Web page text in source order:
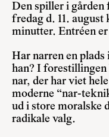
Den spiller i
fredag d. 11.
minutter. Entréen
Har narren en plads
han? I
nar, der har viet
moderne “nar-
ud i store moralske
radikale valg.